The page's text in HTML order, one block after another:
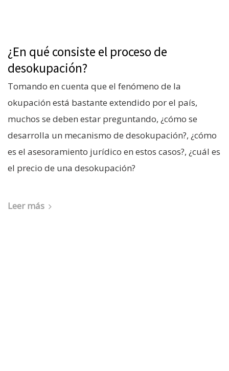
¿En qué consiste el proceso de
desokupación?
Tomando en cuenta que el fenómeno de la
okupación está bastante extendido por el país,
muchos se deben estar preguntando, ¿cómo se
desarrolla un mecanismo de desokupación?, ¿cómo
es el asesoramiento jurídico en estos casos?, ¿cuál es
el precio de una desokupación?
Leer más